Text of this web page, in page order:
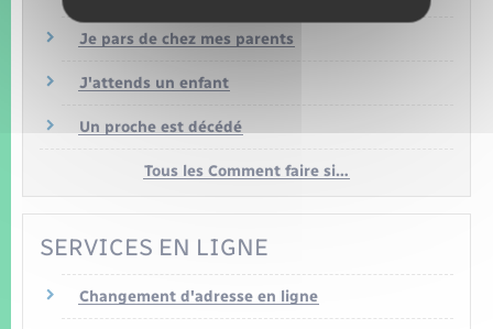
Je pars de chez mes parents
J'attends un enfant
Un proche est décédé
Tous les Comment faire si…
SERVICES EN LIGNE
Changement d'adresse en ligne